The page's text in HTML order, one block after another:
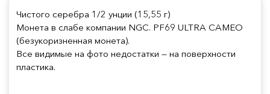
Чистого серебра 1/2 унции (15,55 г)
Монета в слабе компании NGC. PF69 ULTRA CAMEO
(безукоризненная монета).
Все видимые на фото недостатки — на поверхности
пластика.